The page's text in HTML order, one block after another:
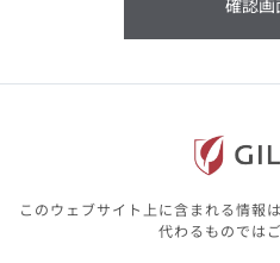
含む）の情報は、そ
本サイト内の情報は
が行なうべきアドバ
るものではありませ
ている情報は、決し
確認画
このウェブサイト上に含まれる情報
代わるものでは